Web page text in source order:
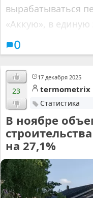
вырабатываться
«Аккую», в единую
0
17 декабря 2025
23 termometrix
Статистика
В ноябре
на 27,1%